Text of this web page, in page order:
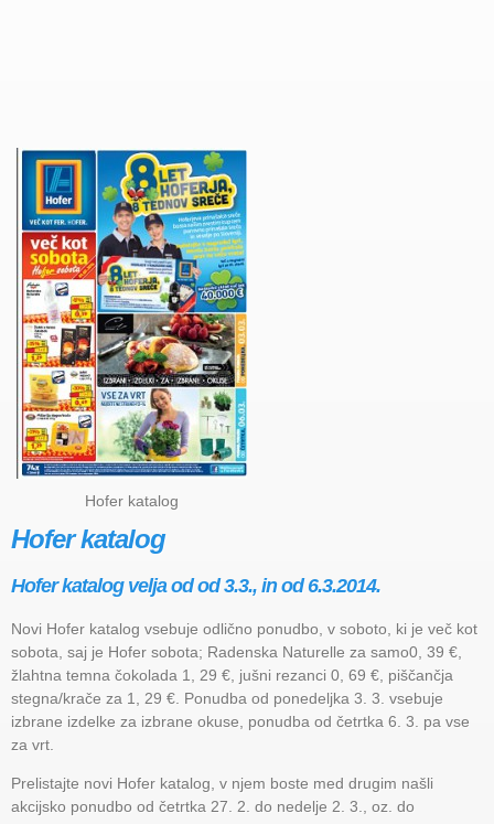
Hofer katalog
Hofer katalog
Hofer katalog velja od od 3.3., in od 6.3.2014.
Novi Hofer katalog vsebuje odlično ponudbo, v soboto, ki je več kot
sobota, saj je Hofer sobota; Radenska Naturelle za samo0, 39 €,
žlahtna temna čokolada 1, 29 €, jušni rezanci 0, 69 €, piščančja
stegna/krače za 1, 29 €. Ponudba od ponedeljka 3. 3. vsebuje
izbrane izdelke za izbrane okuse, ponudba od četrtka 6. 3. pa vse
za vrt.
Prelistajte novi Hofer katalog, v njem boste med drugim našli
akcijsko ponudbo od četrtka 27. 2. do nedelje 2. 3., oz. do